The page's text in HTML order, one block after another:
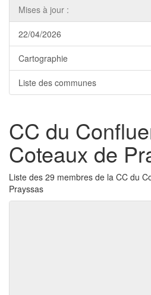
Mises à jour :
22/04/2026
Cartographie
Liste des communes
CC du
Coteaux de
Liste des 29 membres de la CC du
Prayssas